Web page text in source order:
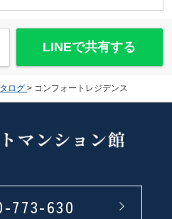
LINEで共有する
ログ > コンフォートレジデンス
773-630